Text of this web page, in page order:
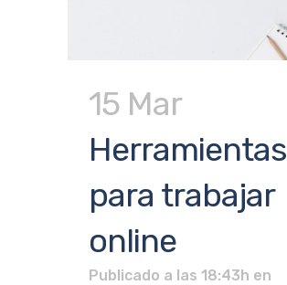
15 Mar
Herramientas
para trabajar
online
Publicado a las 18:43h en